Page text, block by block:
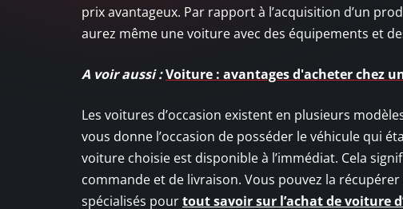
prix avantageux. Par rapport à l’acquisition d’un
aurez même une voiture avec des équipements et
A voir aussi :Voiture : avantages d'acheter chez
Les voitures d’occasion existent en plusieurs
vous donne l’occasion de posséder le véhicule qui
voiture choisie est disponible à l’immédiat. Cela
commande et de livraison. Vous pouvez la
spécialisés pourtout savoir sur l’achat de voiture